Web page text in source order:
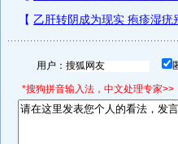
用户：
*搜狗拼音输入法，中文处理专家>>